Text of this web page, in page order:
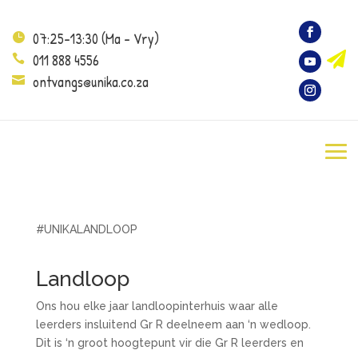
 07:25-13:30 (Ma – Vry)
 011 888 4556
 ontvangs@unika.co.za

#UNIKALANDLOOP
Landloop
Ons hou elke jaar landloopinterhuis waar alle
leerders insluitend Gr R deelneem aan ‘n wedloop.
Dit is ‘n groot hoogtepunt vir die Gr R leerders en